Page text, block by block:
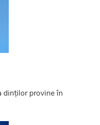
dinților provine în